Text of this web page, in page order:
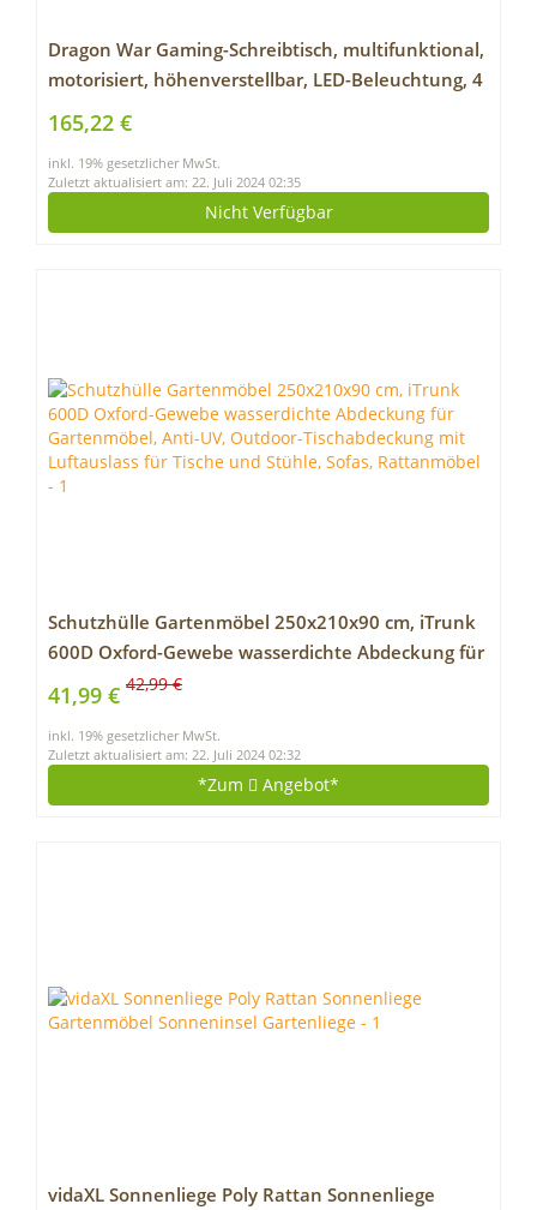
Dragon War Gaming-Schreibtisch, multifunktional,
motorisiert, höhenverstellbar, LED-Beleuchtung, 4
Positionen, 120 x 60 x 73 – 120 Kabel, 1,5 m,
einfache Bedienung, Schwarz/Rot
165,22 €
inkl. 19% gesetzlicher MwSt.
Zuletzt aktualisiert am: 22. Juli 2024 02:35
Nicht Verfügbar
Schutzhülle Gartenmöbel 250x210x90 cm, iTrunk
600D Oxford-Gewebe wasserdichte Abdeckung für
Gartenmöbel, Anti-UV, Outdoor-Tischabdeckung
mit Luftauslass für Tische und Stühle, Sofas,
Rattanmöbel
41,99 € 42,99 €
inkl. 19% gesetzlicher MwSt.
Zuletzt aktualisiert am: 22. Juli 2024 02:32
*Zum Angebot*
vidaXL Sonnenliege Poly Rattan Sonnenliege